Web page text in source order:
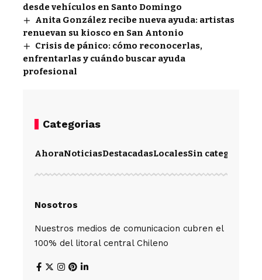
desde vehículos en Santo Domingo
Anita González recibe nueva ayuda: artistas
renuevan su kiosco en San Antonio
Crisis de pánico: cómo reconocerlas,
enfrentarlas y cuándo buscar ayuda
profesional
Categorias
AhoraNoticiasDestacadasLocalesSin categoría
Nosotros
Nuestros medios de comunicacion cubren el
100% del litoral central Chileno